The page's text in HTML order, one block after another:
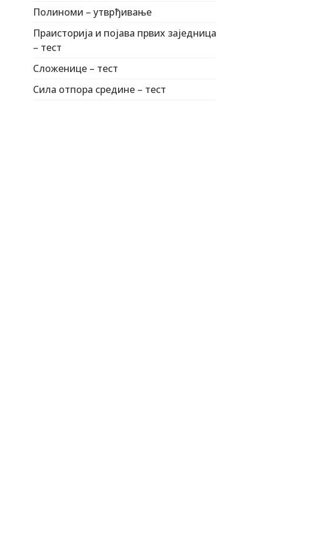
Полиноми – утврђивање
Праисторија и појава првих заједница
– тест
Сложенице – тест
Сила отпора средине – тест